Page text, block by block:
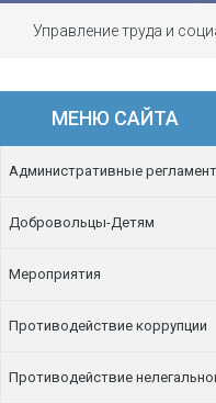
Управление труда и
МЕНЮ САЙТА
Административные
Добровольцы-Детям
Мероприятия
Противодействие коррупции
Противодействие